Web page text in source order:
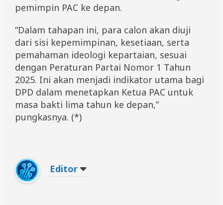
pemimpin PAC ke depan.
“Dalam tahapan ini, para calon akan diuji
dari sisi kepemimpinan, kesetiaan, serta
pemahaman ideologi kepartaian, sesuai
dengan Peraturan Partai Nomor 1 Tahun
2025. Ini akan menjadi indikator utama bagi
DPD dalam menetapkan Ketua PAC untuk
masa bakti lima tahun ke depan,”
pungkasnya. (*)
Editor